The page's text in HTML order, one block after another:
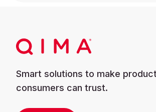
Smart solutions to make
consumers can trust.